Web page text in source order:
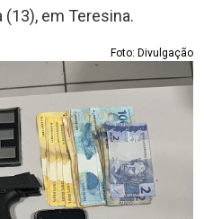
em Teresina.
Foto: Divulgação